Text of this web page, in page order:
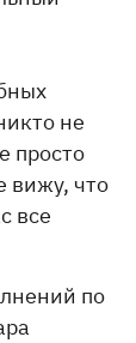
не
просто
вижу, что
все
по